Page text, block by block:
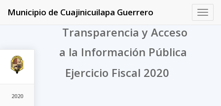
2020
Municipio de Cuajinicuilapa Guerrero
Transparencia y Acceso
a la Información Pública
Ejercicio Fiscal 2020